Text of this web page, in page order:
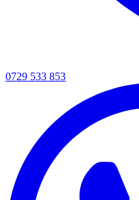
0729 533 853